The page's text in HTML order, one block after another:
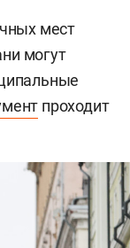
мест
могут
проходит